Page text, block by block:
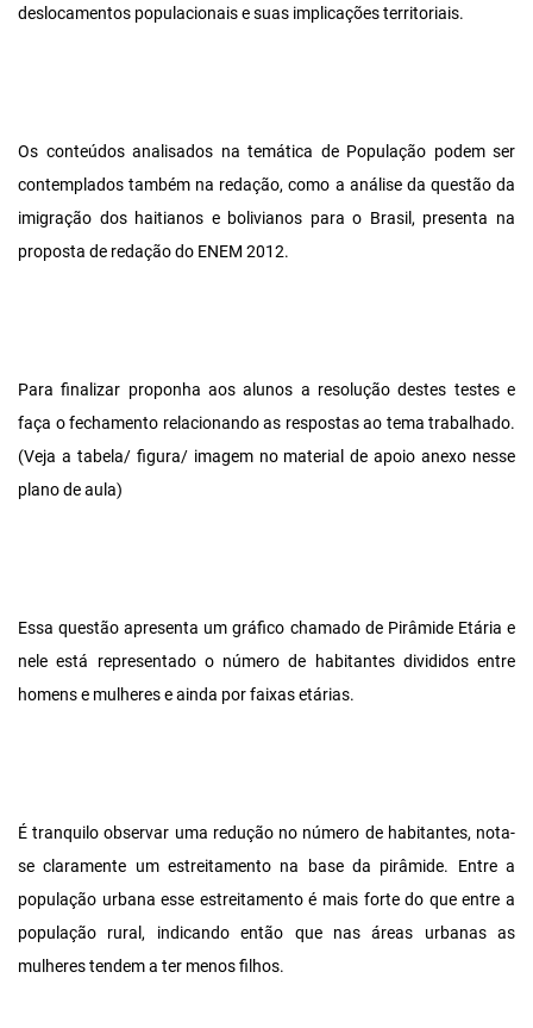
deslocamentos populacionais e suas implicações territoriais.
Os conteúdos analisados na temática de População podem ser
contemplados também na redação, como a análise da questão da
imigração dos haitianos e bolivianos para o Brasil, presenta na
proposta de redação do ENEM 2012.
Para finalizar proponha aos alunos a resolução destes testes e
faça o fechamento relacionando as respostas ao tema trabalhado.
(Veja a tabela/ figura/ imagem no material de apoio anexo nesse
plano de aula)
Essa questão apresenta um gráfico chamado de Pirâmide Etária e
nele está representado o número de habitantes divididos entre
homens e mulheres e ainda por faixas etárias.
É tranquilo observar uma redução no número de habitantes, nota-
se claramente um estreitamento na base da pirâmide. Entre a
população urbana esse estreitamento é mais forte do que entre a
população rural, indicando então que nas áreas urbanas as
mulheres tendem a ter menos filhos.